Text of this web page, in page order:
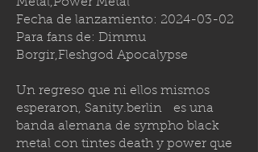
Fecha de lanzamiento: 2024-03-02
Para fans de: Dimmu
Borgir,Fleshgod Apocalypse
Un regreso que ni ellos mismos
esperaron, Sanity.berlin es una
banda alemana de sympho black
metal con tintes death y power que